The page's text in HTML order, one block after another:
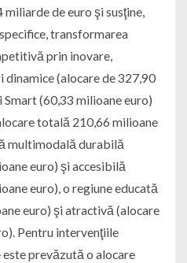
de euro şi susţine,
transformarea
prin inovare,
(alocare de 327,90
(60,33 milioane euro)
totală 210,66 milioane
multimodală durabilă
euro) şi accesibilă
euro), o regiune educată
euro) şi atractivă (alocare
Pentru intervenţiile
prevăzută o alocare